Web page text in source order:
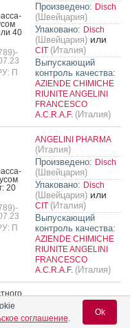
40
П
Произведено: Disch
(Швейцария)
Упаковано: Disch
(Швейцария) или
CIT (Италия)
Выпускающий
контроль качества:
AZIENDE CHIMICHE
RIUNITE ANGELINI
FRANCESCO
A.C.R.A.F. (Италия)
20
П
ANGELINI PHARMA
(Италия)
Произведено: Disch
(Швейцария)
Упаковано: Disch
(Швейцария) или
CIT (Италия)
Выпускающий
контроль качества:
AZIENDE CHIMICHE
RIUNITE ANGELINI
FRANCESCO
A.C.R.A.F. (Италия)
до­
доз)
ANGELINI PHARMA
соглашение.
Ok